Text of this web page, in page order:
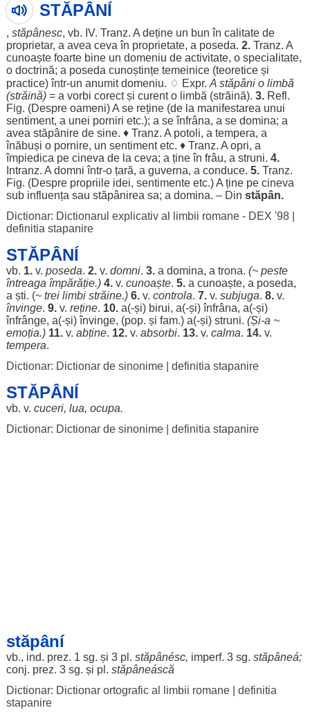
STĂPÂNÍ
, stăpânesc, vb. IV. Tranz. A dețineun bun în calitatede
proprietar, a avea ceva în proprietate, a poseda. 2.Tranz. A
cunoaște foarte bineun domeniu de activitate, o specialitate,
o doctrină; a poseda cunoștințe temeinice(teoreticeși
practice) într-un anumit domeniu. ♢ Expr. A stăpânio limbă
(străină)= a vorbi corectși curento limbă (străină). 3.Refl.
Fig. (Despre oameni) A se reține(de la manifestarea unui
sentiment, a unei porniri etc.); a seînfrâna, a se domina; a
avea stăpânire de sine. ♦ Tranz. A potoli, a tempera, a
înăbuși o pornire, un sentimentetc. ♦ Tranz. A opri, a
împiedica pe cineva de la ceva; a ține în frâu, a struni. 4.
Intranz. A domni într-o țară, a guverna, a conduce. 5.Tranz.
Fig. (Despre propriile idei, sentimenteetc.) A ține pe cineva
sub influența sau stăpânirea sa; a domina. – Din stăpân.
Dictionar: Dictionarul explicativ al limbii romane - DEX '98|
definitia stapanire
STĂPÂNÍ
vb. 1.v. poseda. 2.v. domni. 3.a domina, a trona. (~ peste
întreaga împărăție.) 4.v. cunoaște. 5.a cunoaște, a poseda,
a ști. (~ trei limbi străine.) 6.v. controla. 7.v. subjuga. 8.v.
învinge. 9.v. reține. 10.a(-și) birui, a(-și)înfrâna, a(-și)
înfrânge, a(-și)învinge, (pop. și fam.) a(-și) struni. (Și-a ~
emoția.) 11.v. abține. 12.v. absorbi. 13.v. calma. 14.v.
tempera.
Dictionar: Dictionar de sinonime| definitia stapanire
STĂPÂNÍ
vb. v. cuceri, lua, ocupa.
Dictionar: Dictionar de sinonime| definitia stapanire
stăpâní
vb., ind. prez. 1 sg. și 3 pl. stăpânésc, imperf. 3 sg. stăpâneá;
conj. prez. 3 sg. și pl. stăpâneáscă
Dictionar: Dictionar ortografic al limbii romane| definitia
stapanire